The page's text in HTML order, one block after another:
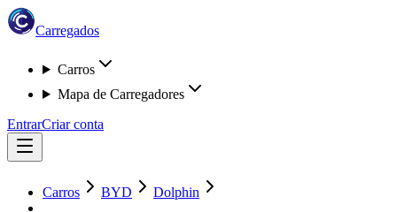
Carregados
Carros
Mapa de Carregadores
EntrarCriar conta
Carros BYD Dolphin